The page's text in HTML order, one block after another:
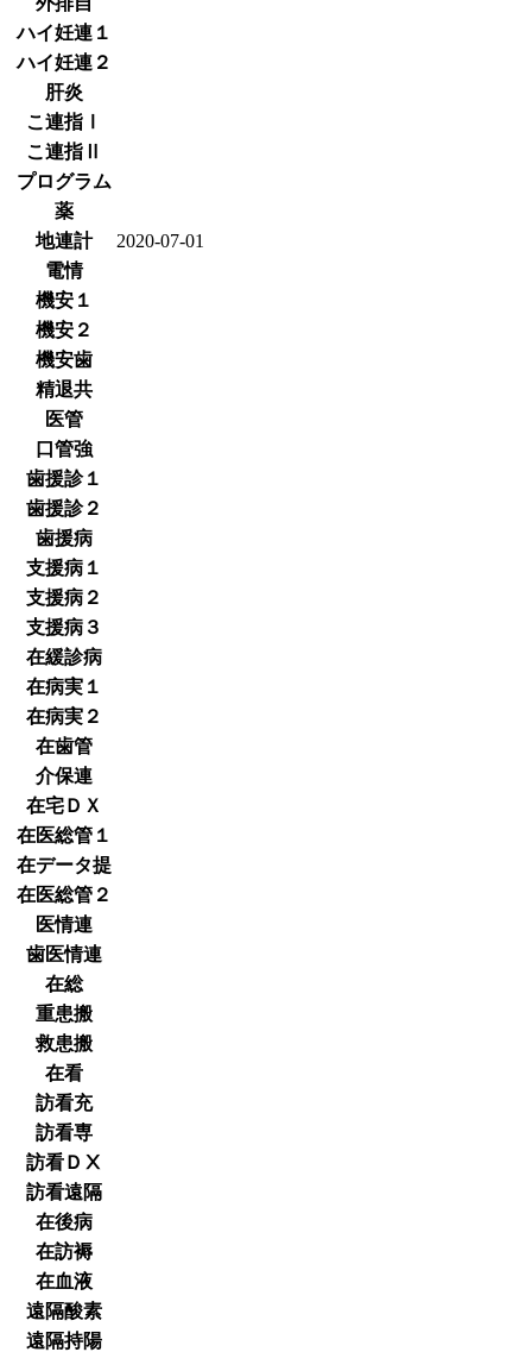
ハイ妊連１
ハイ妊連２
肝炎
こ連指Ⅰ
こ連指Ⅱ
プログラム
薬
地連計
2020-07-01
電情
機安１
機安２
機安歯
精退共
医管
口管強
歯援診１
歯援診２
歯援病
支援病１
支援病２
支援病３
在緩診病
在病実１
在病実２
在歯管
介保連
在宅ＤＸ
在医総管１
在データ提
在医総管２
医情連
歯医情連
在総
重患搬
救患搬
在看
訪看充
訪看専
訪看ＤⅩ
訪看遠隔
在後病
在訪褥
在血液
遠隔酸素
遠隔持陽